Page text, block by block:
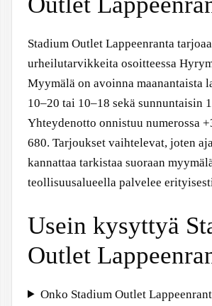
Stadium Outlet Lappeenranta tarjoaa
urheilutarvikkeita osoitteessa
Myymälä on avoinna maanantaista
10–20 tai 10–18 sekä sunnuntaisin
Yhteydenotto onnistuu numerossa
680. Tarjoukset vaihtelevat, joten
kannattaa tarkistaa suoraan
teollisuusalueella palvelee
Usein kysyttyä
Outlet
Onko Stadium Outlet